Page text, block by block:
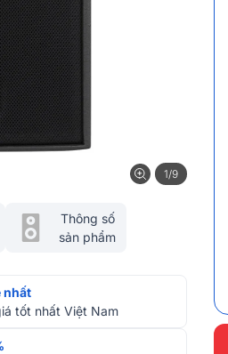
1/9
Thông số
sản phẩm
nhất
tốt nhất Việt Nam